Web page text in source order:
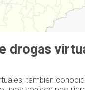
drogas
también